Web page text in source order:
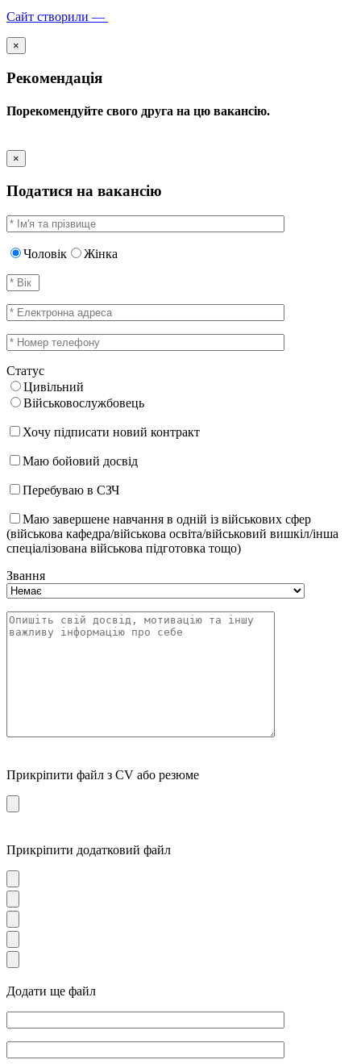
Сайт створили —
×
Рекомендація
Порекомендуйте свого друга на цю вакансію.
×
Податися на вакансію
Чоловік Жінка
Статус
Цивільний
Військовослужбовець
Хочу підписати новий контракт
Маю бойовий досвід
Перебуваю в СЗЧ
Маю завершене навчання в одній із військових сфер
(військова кафедра/військова освіта/військовий вишкіл/інша
спеціалізована військова підготовка тощо)
Звання
Прикріпити файл з CV або резюме
Прикріпити додатковий файл
Додати ще файл